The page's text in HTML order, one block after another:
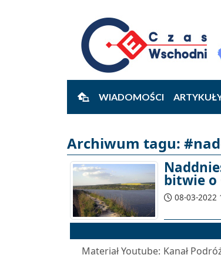
WIADOMOŚCI
Archiwum tagu:
bitwie o
08-03-2022
Materiał Youtube: Kanał